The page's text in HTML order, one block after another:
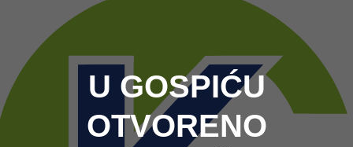
U GOSPIĆU
OTVORENO